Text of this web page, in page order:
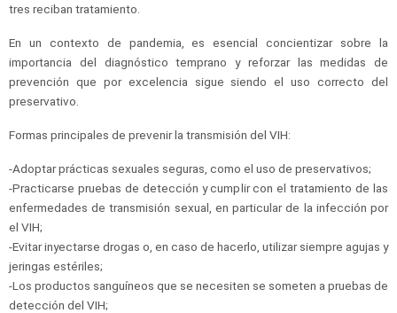
tres reciban tratamiento.
En un contexto de pandemia, es esencial concientizar sobre la
importancia del diagnóstico temprano y reforzar las medidas de
prevención que por excelencia sigue siendo el uso correcto del
preservativo.
Formas principales de prevenir la transmisión del VIH:
-Adoptar prácticas sexuales seguras, como el uso de preservativos;
-Practicarse pruebas de detección y cumplir con el tratamiento de las
enfermedades de transmisión sexual, en particular de la infección por
el VIH;
-Evitar inyectarse drogas o, en caso de hacerlo, utilizar siempre agujas y
jeringas estériles;
-Los productos sanguíneos que se necesiten se someten a pruebas de
detección del VIH;